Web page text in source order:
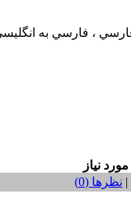
| نظر‌ها (0)